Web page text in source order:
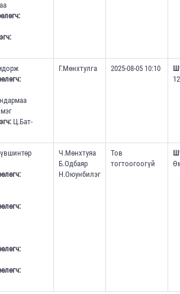
Ц.Бат-
Г.Мөнхтулга 2025-08-05 10:10
Ч.Мөнхтуяа
Б.Одбаяр
Н.Оюунбилэг
Тов
тогтоогоогүй